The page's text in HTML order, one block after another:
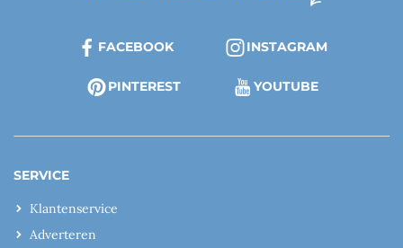
FACEBOOK INSTAGRAM
PINTEREST YOUTUBE
SERVICE
Klantenservice
Adverteren